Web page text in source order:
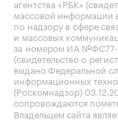
агентства «РБК»
массовой информации
по надзору в сфере
и массовых
за номером ИА №ФС77-
(свидетельство о
выдано Федеральной
информационных
(Роскомнадзор)
сопровождаются
Владельцем сайта